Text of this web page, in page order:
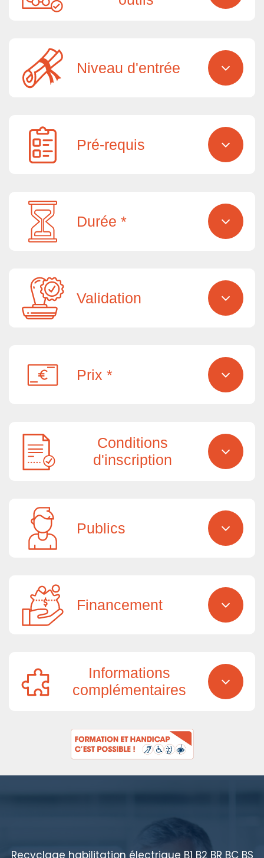
Niveau d'entrée
Pré-requis
Durée *
Validation
Prix *
Conditions
d'inscription
Publics
Financement
Informations
complémentaires
Recyclage habilitation électrique B1 B2 BR BC BS